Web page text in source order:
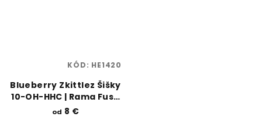
Blueberry Zkittlez Šišky
10-OH-HHC | Rama Fuse
| Vaporama
od 8 €
KÓD: HE1420